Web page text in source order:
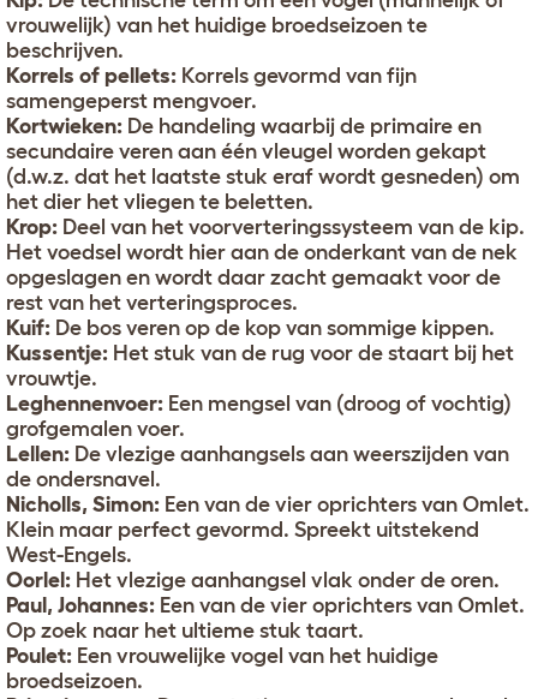
vrouwelijk) van het huidige broedseizoen te
beschrijven.
Korrels of pellets: Korrels gevormd van fijn
samengeperst mengvoer.
Kortwieken: De handeling waarbij de primaire en
secundaire veren aan één vleugel worden gekapt
(d.w.z. dat het laatste stuk eraf wordt gesneden) om
het dier het vliegen te beletten.
Krop: Deel van het voorverteringssysteem van de kip.
Het voedsel wordt hier aan de onderkant van de nek
opgeslagen en wordt daar zacht gemaakt voor de
rest van het verteringsproces.
Kuif: De bos veren op de kop van sommige kippen.
Kussentje: Het stuk van de rug voor de staart bij het
vrouwtje.
Leghennenvoer: Een mengsel van (droog of vochtig)
grofgemalen voer.
Lellen: De vlezige aanhangsels aan weerszijden van
de ondersnavel.
Nicholls, Simon: Een van de vier oprichters van Omlet.
Klein maar perfect gevormd. Spreekt uitstekend
West-Engels.
Oorlel: Het vlezige aanhangsel vlak onder de oren.
Paul, Johannes: Een van de vier oprichters van Omlet.
Op zoek naar het ultieme stuk taart.
Poulet: Een vrouwelijke vogel van het huidige
broedseizoen.